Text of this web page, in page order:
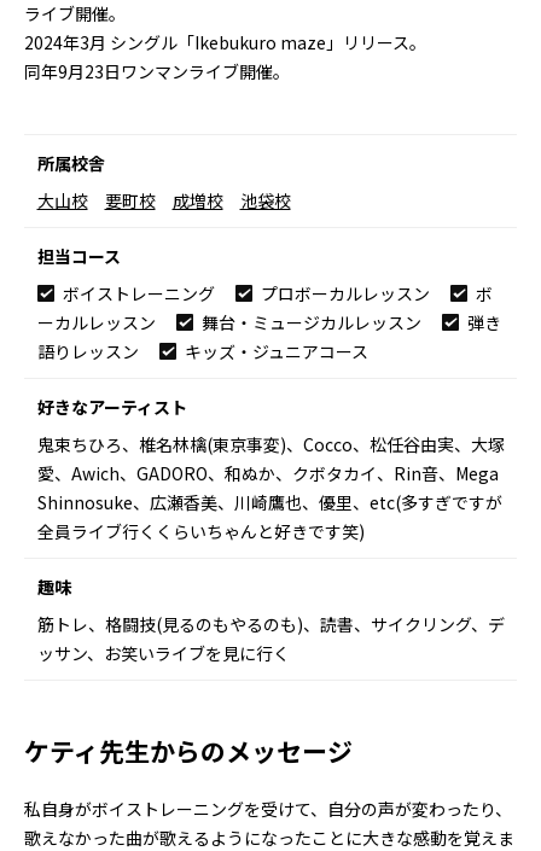
ライブ開催。
2024年3月 シングル「Ikebukuro maze」リリース。
同年9月23日ワンマンライブ開催。
所属校舎
大山校
要町校 成増校 池袋校
担当コース
ボイストレーニング
プロボーカルレッスン
ボ
ーカルレッスン
舞台・ミュージカルレッスン
弾き
語りレッスン
キッズ・ジュニアコース
好きなアーティスト
鬼束ちひろ、椎名林檎(東京事変)、Cocco、松任谷由実、大塚
愛、Awich、GADORO、和ぬか、クボタカイ、Rin音、Mega
Shinnosuke、広瀬香美、川崎鷹也、優里、etc(多すぎですが
全員ライブ行くくらいちゃんと好きです笑)
趣味
筋トレ、格闘技(見るのもやるのも)、読書、サイクリング、デ
ッサン、お笑いライブを見に行く
ケティ先生からのメッセージ
私自身がボイストレーニングを受けて、自分の声が変わったり、
歌えなかった曲が歌えるようになったことに大きな感動を覚えま